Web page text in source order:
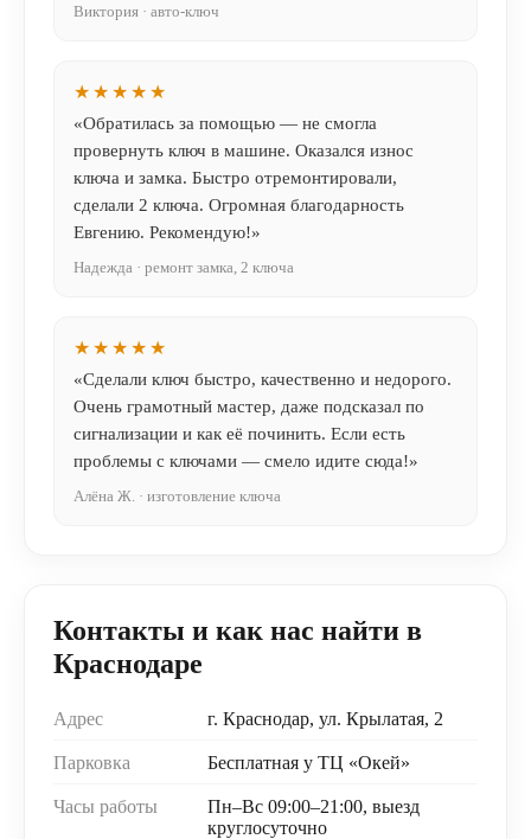
Виктория · авто-ключ
★★★★★
«Обратилась за помощью — не смогла
провернуть ключ в машине. Оказался износ
ключа и замка. Быстро отремонтировали,
сделали 2 ключа. Огромная благодарность
Евгению. Рекомендую!»
Надежда · ремонт замка, 2 ключа
★★★★★
«Сделали ключ быстро, качественно и недорого.
Очень грамотный мастер, даже подсказал по
сигнализации и как её починить. Если есть
проблемы с ключами — смело идите сюда!»
Алёна Ж. · изготовление ключа
Контакты и как нас найти в
Краснодаре
Адрес г. Краснодар, ул. Крылатая, 2
Парковка Бесплатная у ТЦ «Окей»
Часы работы
Пн–Вс 09:00–21:00, выезд
круглосуточно